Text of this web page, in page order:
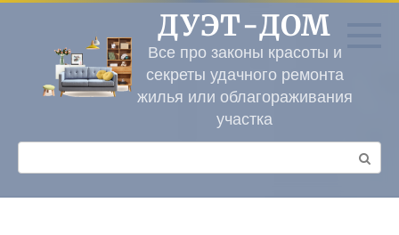
Перейти
контенту
ДУЭТ-ДОМ
Все про законы красоты и
секреты удачного ремонта
жилья или облагораживания
участка
Поиск: